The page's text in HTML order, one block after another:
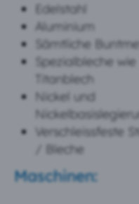
Edelstahl
Aluminium
Sämtliche
Spezialbleche wie
Titanblech
Nickel und
Verschleissfeste
/ Bleche
Maschinen: